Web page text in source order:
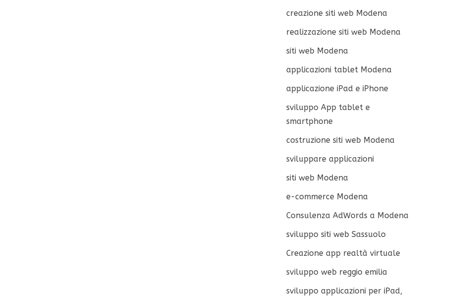
creazione siti web Modena
realizzazione siti web Modena
siti web Modena
applicazioni tablet Modena
applicazione iPad e iPhone
sviluppo App tablet e
smartphone
costruzione siti web Modena
sviluppare applicazioni
siti web Modena
e-commerce Modena
Consulenza AdWords a Modena
sviluppo siti web Sassuolo
Creazione app realtà virtuale
sviluppo web reggio emilia
sviluppo applicazioni per iPad,